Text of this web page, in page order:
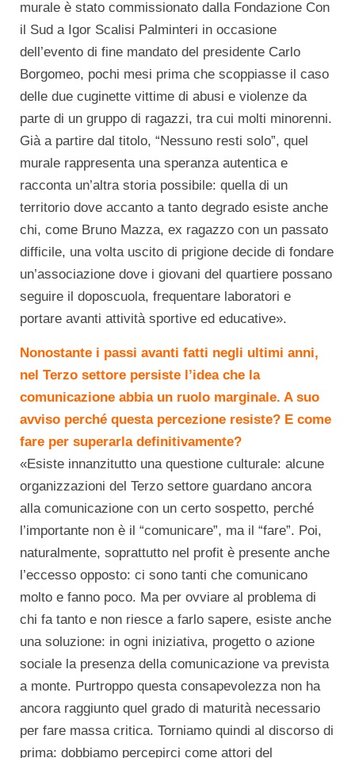
murale è stato commissionato dalla Fondazione Con
il Sud a Igor Scalisi Palminteri in occasione
dell’evento di fine mandato del presidente Carlo
Borgomeo, pochi mesi prima che scoppiasse il caso
delle due cuginette vittime di abusi e violenze da
parte di un gruppo di ragazzi, tra cui molti minorenni.
Già a partire dal titolo, “Nessuno resti solo”, quel
murale rappresenta una speranza autentica e
racconta un’altra storia possibile: quella di un
territorio dove accanto a tanto degrado esiste anche
chi, come Bruno Mazza, ex ragazzo con un passato
difficile, una volta uscito di prigione decide di fondare
un’associazione dove i giovani del quartiere possano
seguire il doposcuola, frequentare laboratori e
portare avanti attività sportive ed educative».
Nonostante i passi avanti fatti negli ultimi anni,
nel Terzo settore persiste l’idea che la
comunicazione abbia un ruolo marginale. A suo
avviso perché questa percezione resiste? E come
fare per superarla definitivamente?
«Esiste innanzitutto una questione culturale: alcune
organizzazioni del Terzo settore guardano ancora
alla comunicazione con un certo sospetto, perché
l’importante non è il “comunicare”, ma il “fare”. Poi,
naturalmente, soprattutto nel profit è presente anche
l’eccesso opposto: ci sono tanti che comunicano
molto e fanno poco. Ma per ovviare al problema di
chi fa tanto e non riesce a farlo sapere, esiste anche
una soluzione: in ogni iniziativa, progetto o azione
sociale la presenza della comunicazione va prevista
a monte. Purtroppo questa consapevolezza non ha
ancora raggiunto quel grado di maturità necessario
per fare massa critica. Torniamo quindi al discorso di
prima: dobbiamo percepirci come attori del